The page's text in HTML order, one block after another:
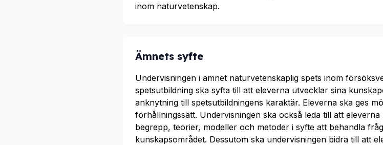
inom naturvetenskap.
Ämnets syfte
Undervisningen i ämnet naturvetenskaplig spets inom
spetsutbildning ska syfta till att eleverna utvecklar sina
anknytning till spetsutbildningens karaktär. Eleverna ska ges
förhållningssätt. Undervisningen ska också leda till att
begrepp, teorier, modeller och metoder i syfte att behandla
kunskapsområdet. Dessutom ska undervisningen bidra till att